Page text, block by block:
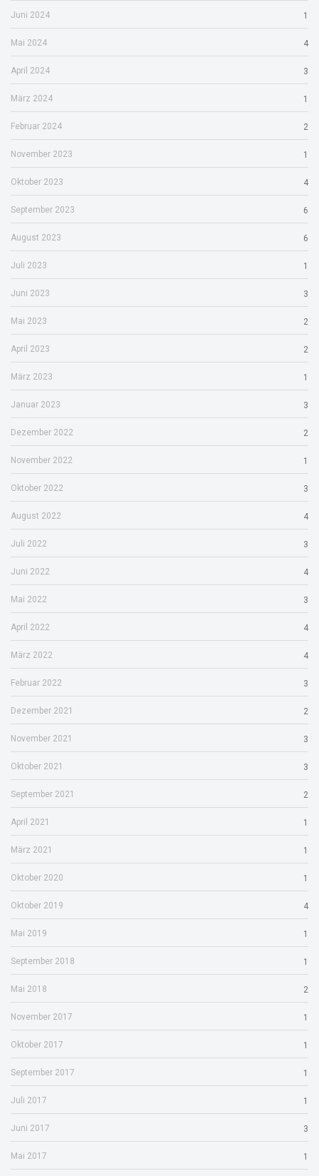
Juni 2024 1
Mai 2024 4
April 2024 3
März 2024 1
Februar 2024 2
November 2023 1
Oktober 2023 4
September 2023 6
August 2023 6
Juli 2023 1
Juni 2023 3
Mai 2023 2
April 2023 2
März 2023 1
Januar 2023 3
Dezember 2022 2
November 2022 1
Oktober 2022 3
August 2022 4
Juli 2022 3
Juni 2022 4
Mai 2022 3
April 2022 4
März 2022 4
Februar 2022 3
Dezember 2021 2
November 2021 3
Oktober 2021 3
September 2021 2
April 2021 1
März 2021 1
Oktober 2020 1
Oktober 2019 4
Mai 2019 1
September 2018 1
Mai 2018 2
November 2017 1
Oktober 2017 1
September 2017 1
Juli 2017 1
Juni 2017 3
Mai 2017 1